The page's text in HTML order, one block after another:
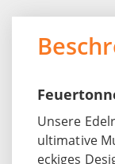
Unsere
ultimative
eckiges